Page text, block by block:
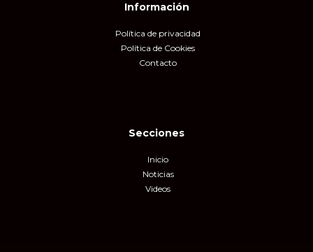
Información
Política de privacidad
Política de Cookies
Contacto
Secciones
Inicio
Noticias
Videos